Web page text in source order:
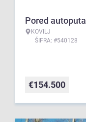
Pored autoputa
KOVILJ
ŠIFRA: #540128
€154.500